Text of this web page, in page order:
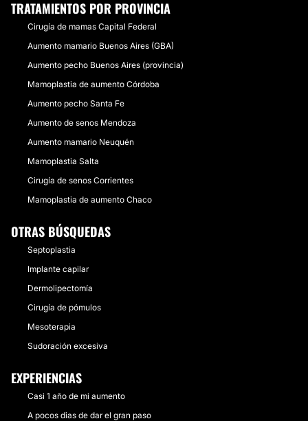
TRATAMIENTOS POR PROVINCIA
Cirugía de mamas Capital Federal
Aumento mamario Buenos Aires (GBA)
Aumento pecho Buenos Aires (provincia)
Mamoplastia de aumento Córdoba
Aumento pecho Santa Fe
Aumento de senos Mendoza
Aumento mamario Neuquén
Mamoplastia Salta
Cirugía de senos Corrientes
Mamoplastia de aumento Chaco
OTRAS BÚSQUEDAS
Septoplastia
Implante capilar
Dermolipectomía
Cirugía de pómulos
Mesoterapia
Sudoración excesiva
EXPERIENCIAS
Casi 1 año de mi aumento
A pocos dias de dar el gran paso